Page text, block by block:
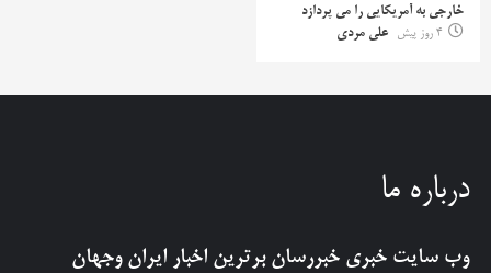
خارجی به آمریکایی را می پردازد
4 روز پیش
علی مردی
درباره ما
وب سایت خبری خبررسان برترین اخبار ایران وجهان